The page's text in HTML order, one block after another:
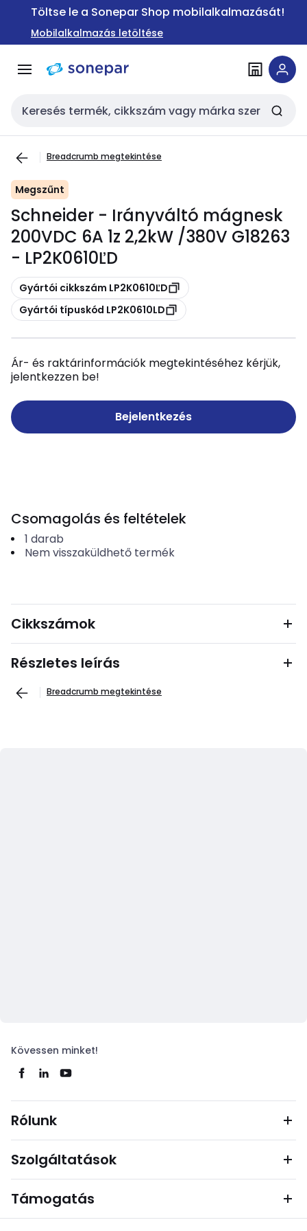
Ugrás a
Ugrás a
tartalomra
Töltse le a Sonepar Shop mobilalkalmazását!
Mobilalkalmazás letöltése
Keresési bemenet
Breadcrumb megtekintése
Megszűnt
Schneider - Irányváltó mágnesk
200VDC 6A 1z 2,2kW /380V G18263
- LP2K0610ĽD
Másolás
Gyártói cikkszám LP2K0610ĽD
Másolás
Gyártói típuskód LP2K0610LD
Ár- és raktárinformációk megtekintéséhez kérjük,
jelentkezzen be!
Bejelentkezés
Csomagolás és feltételek
1 darab
Nem visszaküldhető termék
Cikkszámok
Részletes leírás
Breadcrumb megtekintése
Kövessen minket!
Rólunk
Szolgáltatások
Támogatás